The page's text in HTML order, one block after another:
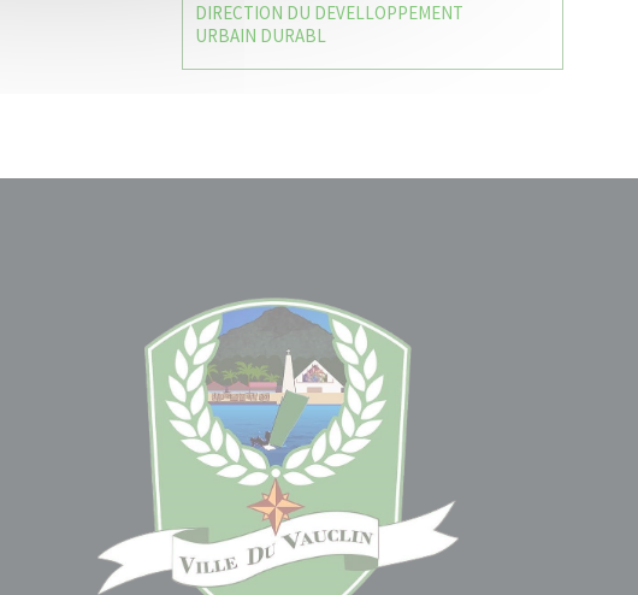
DIRECTION DU DEVELLOPPEMENT
URBAIN DURABL